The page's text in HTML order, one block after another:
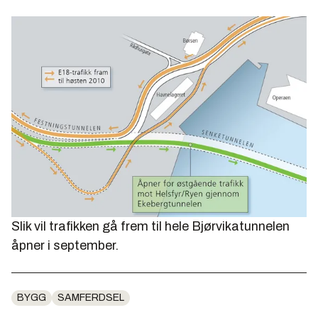
Slik vil trafikken gå frem til hele Bjørvikatunnelen
åpner i september.
BYGG SAMFERDSEL